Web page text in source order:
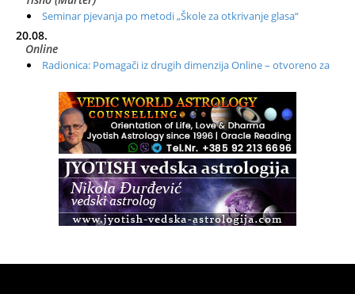
Seminar pjevanja po metodi „Škole za otkrivanje glasa“
20.08.
Online
Radionica: Pomagači iz drugih dimenzija Online – otvoreno za
Zagreb+Online
Osnovni ThetaHealing® tečaj, Zagreb i Online
Access BARS®, otpusti stres
Access Energetski Facelift®